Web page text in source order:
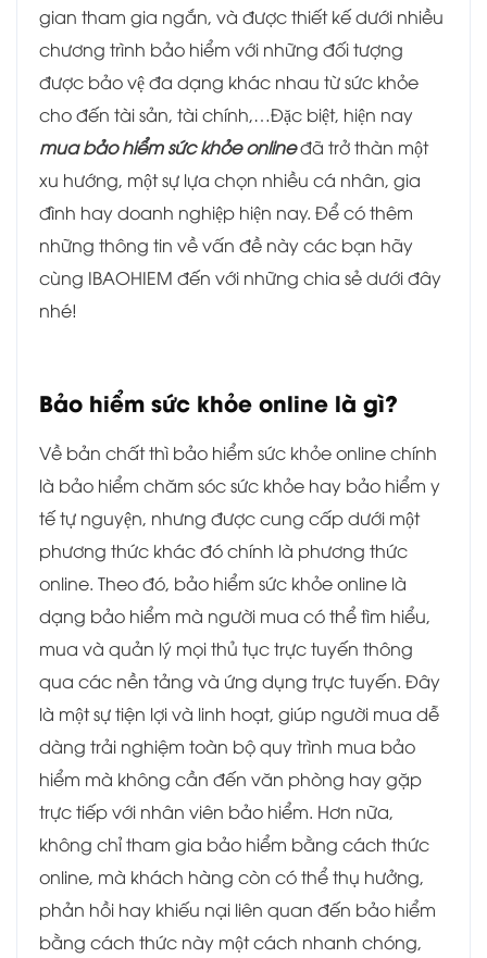
gian tham gia ngắn, và được thiết kế dưới nhiều
chương trình bảo hiểm với những đối tượng
được bảo vệ đa dạng khác nhau từ sức khỏe
cho đến tài sản, tài chính,…Đặc biệt, hiện nay
mua bảo hiểm sức khỏe onlineđã trở thàn một
xu hướng, một sự lựa chọn nhiều cá nhân, gia
đình hay doanh nghiệp hiện nay. Để có thêm
những thông tin về vấn đề này các bạn hãy
cùng IBAOHIEM đến với những chia sẻ dưới đây
nhé!
Bảo hiểm sức khỏe online là gì?
Về bản chất thì bảo hiểm sức khỏe online chính
là bảo hiểm chăm sóc sức khỏe hay bảo hiểm y
tế tự nguyện, nhưng được cung cấp dưới một
phương thức khác đó chính là phương thức
online. Theo đó, bảo hiểm sức khỏe online là
dạng bảo hiểm mà người mua có thể tìm hiểu,
mua và quản lý mọi thủ tục trực tuyến thông
qua các nền tảng và ứng dụng trực tuyến. Đây
là một sự tiện lợi và linh hoạt, giúp người mua dễ
dàng trải nghiệm toàn bộ quy trình mua bảo
hiểm mà không cần đến văn phòng hay gặp
trực tiếp với nhân viên bảo hiểm. Hơn nữa,
không chỉ tham gia bảo hiểm bằng cách thức
online, mà khách hàng còn có thể thụ hưởng,
phản hồi hay khiếu nại liên quan đến bảo hiểm
bằng cách thức này một cách nhanh chóng,